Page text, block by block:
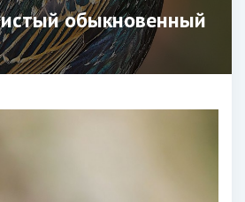
обыкновенный